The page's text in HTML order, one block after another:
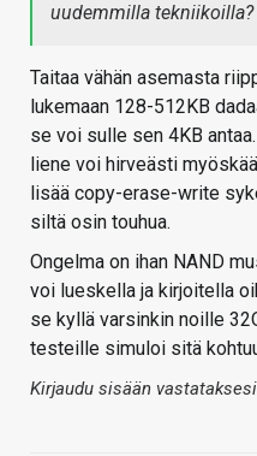
uudemmilla tekniikoilla?
Taitaa vähän asemasta
lukemaan 128-512KB
se voi sulle sen 4KB
liene voi hirveästi
lisää copy-erase-write
siltä osin touhua.
Ongelma on ihan NAND
voi lueskella ja kirjoitella
se kyllä varsinkin noille
testeille simuloi sitä
Kirjaudu sisään vastataksesi